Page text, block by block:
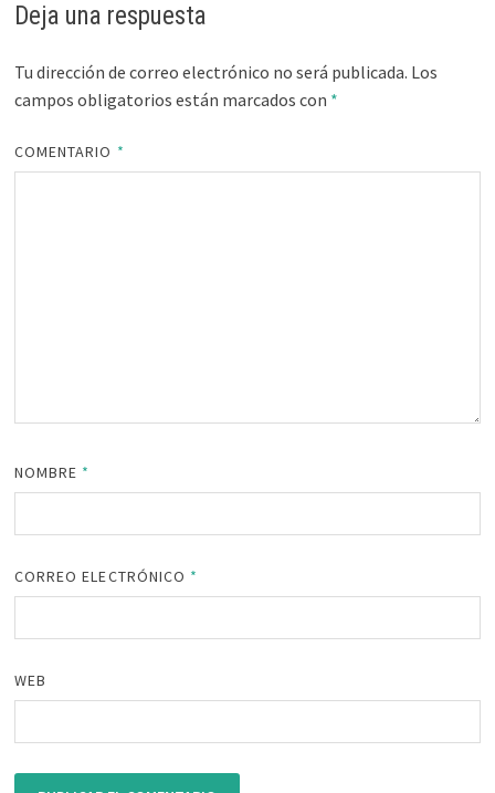
Deja una respuesta
Tu dirección de correo electrónico no será publicada. Los
campos obligatorios están marcados con *
COMENTARIO *
NOMBRE *
CORREO ELECTRÓNICO *
WEB